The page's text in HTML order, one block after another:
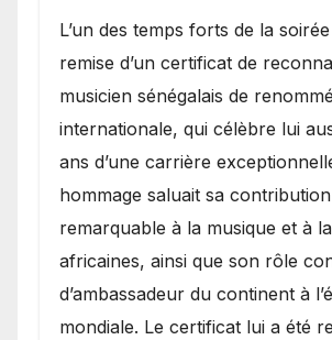
​L’un des temps forts de la
remise d’un certificat de
musicien sénégalais de
internationale, qui célèbre lui
ans d’une carrière
hommage saluait sa contribution
remarquable à la musique et à
africaines, ainsi que son rôle
d’ambassadeur du continent à
mondiale. Le certificat lui a été